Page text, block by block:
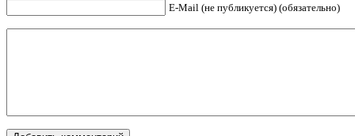
E-Mail (не публикуется) (обязательно)